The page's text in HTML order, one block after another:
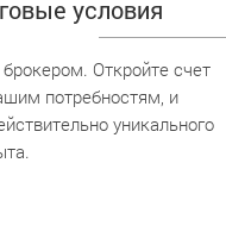
условия
Откройте счет
потребностям, и
уникального